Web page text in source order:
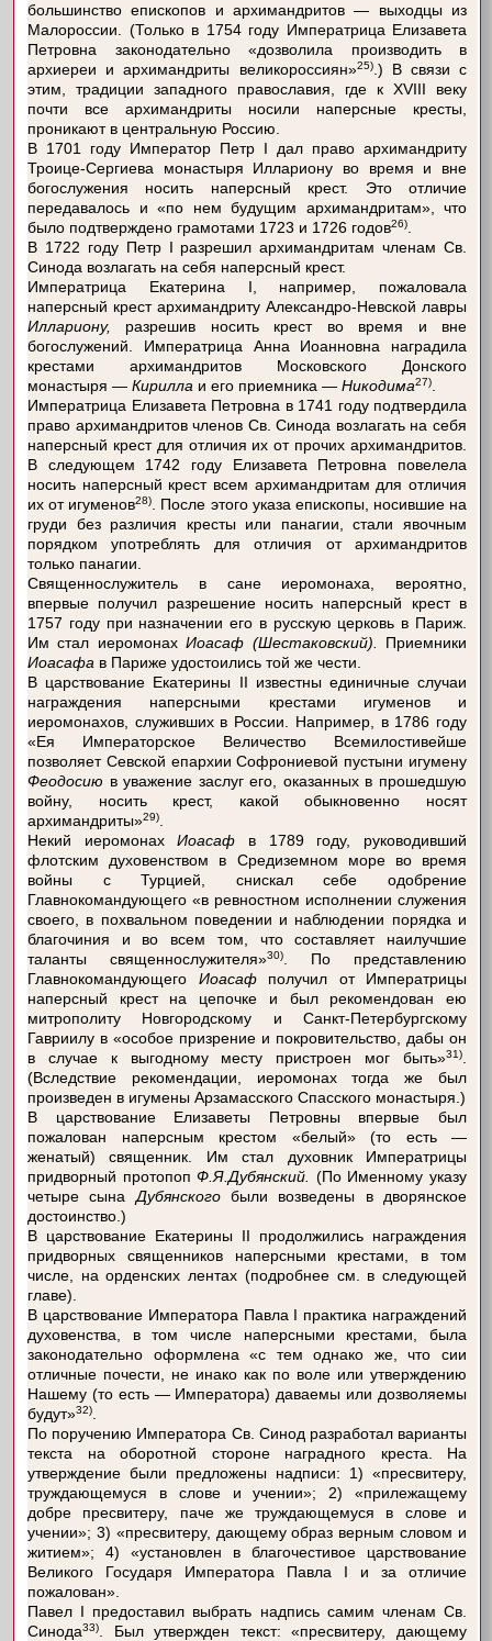
большинство епископов и архимандритов — выходцы из
Малороссии. (Только в 1754 году Императрица Елизавета
Петровна законодательно «дозволила производить в
архиереи и архимандриты великороссиян»25).) В связи с
этим, традиции западного православия, где к XVIII веку
почти все архимандриты носили наперсные кресты,
проникают в центральную Россию.
В 1701 году Император Петр I дал право архимандриту
Троице-Сергиева монастыря Иллариону во время и вне
богослужения носить наперсный крест. Это отличие
передавалось и «по нем будущим архимандритам», что
было подтверждено грамотами 1723 и 1726 годов26)
В 1722 году Петр I разрешил архимандритам членам Св.
Синода возлагать на себя наперсный крест.
Императрица Екатерина I, например, пожаловала
наперсный крест архимандриту Александро-Невской лавры
Иллариону,
разрешив носить крест во время и вне
богослужений. Императрица Анна Иоанновна наградила
крестами архимандритов Московского Донского
монастыря — Кирилла и его приемника — Никодима27)
Императрица Елизавета Петровна в 1741 году подтвердила
право архимандритов членов Св. Синода возлагать на себя
наперсный крест для отличия их от прочих архимандритов.
В следующем 1742 году Елизавета Петровна повелела
носить наперсный крест всем архимандритам для отличия
их от игуменов28)
. После этого указа епископы, носившие на
груди без различия кресты или панагии, стали явочным
порядком употреблять для отличия от архимандритов
только панагии.
Священнослужитель в сане иеромонаха, вероятно,
впервые получил разрешение носить наперсный крест в
1757 году при назначении его в русскую церковь в Париж.
Им стал иеромонахИоасаф (Шестаковский).
Приемники
Иоасафа в Париже удостоились той же чести.
В царствование Екатерины II известны единичные случаи
награждения наперсными крестами игуменов и
иеромонахов, служивших в России. Например, в 1786 году
«Ея Императорское Величество Всемилостивейше
позволяет Севской епархии Софрониевой пустыни игумену
Феодосию в уважение заслуг его, оказанных в прошедшую
войну, носить крест, какой обыкновенно носят
архимандриты»29)
Некий иеромонахИоасаф в 1789 году, руководивший
флотским духовенством в Средиземном море во время
войны с Турцией, снискал себе одобрение
Главнокомандующего «в ревностном исполнении служения
своего, в похвальном поведении и наблюдении порядка и
благочиния и во всем том, что составляет наилучшие
таланты священнослужителя»30)
. По представлению
Главнокомандующего Иоасаф получил от Императрицы
наперсный крест на цепочке и был рекомендован ею
митрополиту Новгородскому и Санкт-Петербургскому
Гавриилу в «особое призрение и покровительство, дабы он
в случае к выгодному месту пристроен мог быть»31)
(Вследствие рекомендации, иеромонах тогда же был
произведен в игумены Арзамасского Спасского монастыря.)
В царствование Елизаветы Петровны впервые был
пожалован наперсным крестом «белый» (то есть —
женатый) священник. Им стал духовник Императрицы
придворный протопопФ.Я.Дубянский.
(По Именному указу
четыре сына Дубянскогобыли возведены в дворянское
достоинство.)
В царствование Екатерины II продолжились награждения
придворных священников наперсными крестами, в том
числе, на орденских лентах (подробнее см. в следующей
главе).
В царствование Императора Павла I практика награждений
духовенства, в том числе наперсными крестами, была
законодательно оформлена «с тем однако же, что сии
отличные почести, не инако как по воле или утверждению
Нашему (то есть — Императора) даваемы или дозволяемы
будут»32)
По поручению Императора Св. Синод разработал варианты
текста на оборотной стороне наградного креста. На
утверждение были предложены надписи: 1) «пресвитеру,
труждающемуся в слове и учении»; 2) «прилежащему
добре пресвитеру, паче же труждающемуся в слове и
учении»; 3) «пресвитеру, дающему образ верным словом и
житием»; 4) «установлен в благочестивое царствование
Великого Государя Императора Павла I и за отличие
пожалован».
Павел I предоставил выбрать надпись самим членам Св.
Синода33)
. Был утвержден текст: «пресвитеру, дающему